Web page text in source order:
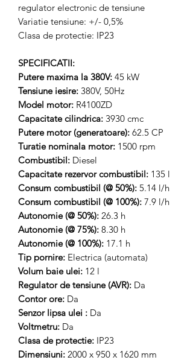
regulator electronic de tensiune
Variatie tensiune: +/- 0,5%
Clasa de protectie: IP23
SPECIFICATII:
Putere maxima la 380V: 45 kW
Tensiune iesire: 380V, 50Hz
Model motor: R4100ZD
Capacitate cilindrica: 3930 cmc
Putere motor (generatoare): 62.5 CP
Turatie nominala motor: 1500 rpm
Combustibil: Diesel
Capacitate rezervor combustibil: 135 l
Consum combustibil (@ 50%): 5.14 l/h
Consum combustibil (@ 100%): 7.9 l/h
Autonomie (@ 50%): 26.3 h
Autonomie (@ 75%): 8.30 h
Autonomie (@ 100%): 17.1 h
Tip pornire: Electrica (automata)
Volum baie ulei: 12 l
Regulator de tensiune (AVR): Da
Contor ore: Da
Senzor lipsa ulei : Da
Voltmetru: Da
Clasa de protectie: IP23
Dimensiuni: 2000 x 950 x 1620 mm